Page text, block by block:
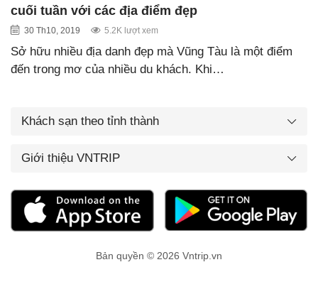
cuối tuần với các địa điểm đẹp
30 Th10, 2019 5.2K lượt xem
Sở hữu nhiều địa danh đẹp mà Vũng Tàu là một điểm
đến trong mơ của nhiều du khách. Khi…
Khách sạn theo tỉnh thành
Giới thiệu VNTRIP
Bản quyền © 2026 Vntrip.vn